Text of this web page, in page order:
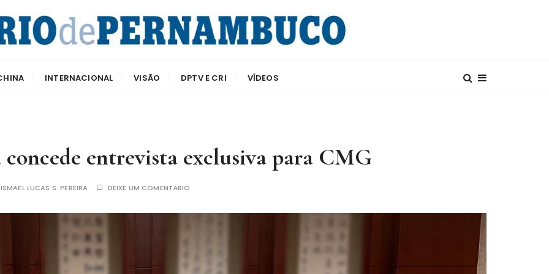
INTERNACIONAL VISÃO DPTV E CRI VÍDEOS
entrevista exclusiva para CMG
ISMAEL LUCAS S. PEREIRA DEIXE UM COMENTÁRIO